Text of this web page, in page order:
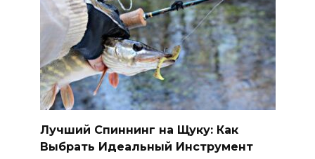
Лучший Спиннинг на Щуку: Как
Выбрать Идеальный Инструмент